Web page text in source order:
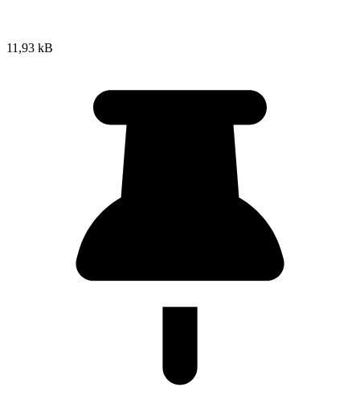
11,93 kB